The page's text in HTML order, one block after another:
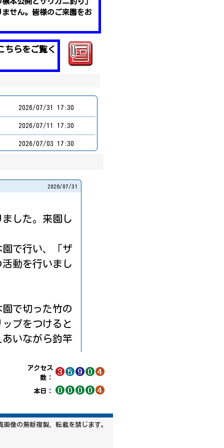
せん。皆様のご来園をお
ちらをご覧く
2026/07/31 17:30
2026/07/11 17:30
2026/07/03 17:30
2026/06/25 17:30
2026/ 06/19 17:30
2026/06/16 17:30
2026/ 06/15 17:30
2026/06/11 17:30
2026/06/10 17:30
2026/06/08 17:30
06/04 17:30
2026/ 06/03 17:30
2026/06/02 17:30
2026/07/31
した。来園し
で行い、「ザ
動を行いまし
で切った竹の
プをつけると
いながら釣竿
ザリガニのいる
や「ザリガニど
餌をはさむまで
っと動くのが
アクセス
数：
本日：
像の無断複製、転載を禁じます。